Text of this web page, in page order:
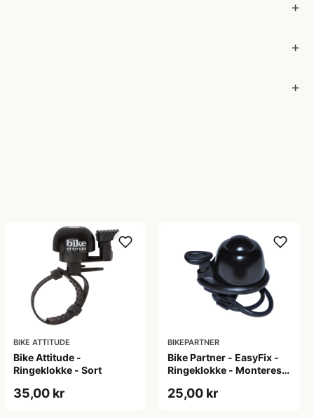
BIKE ATTITUDE
Bike Attitude -
Ringeklokke - Sort
35,00 kr
BIKEPARTNER
Bike Partner - EasyFix -
Ringeklokke - Monteres
Sort
25,00 kr